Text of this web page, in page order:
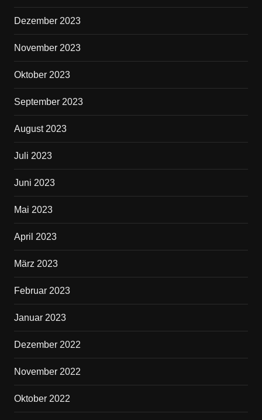
Dezember 2023
November 2023
Oktober 2023
September 2023
August 2023
Juli 2023
Juni 2023
Mai 2023
April 2023
März 2023
Februar 2023
Januar 2023
Dezember 2022
November 2022
Oktober 2022